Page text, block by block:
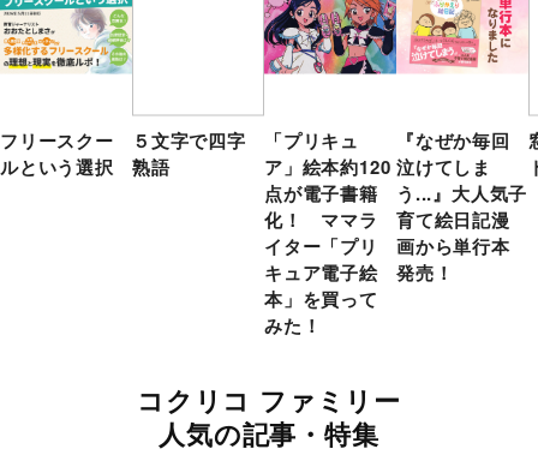
フリースクー
ルという選択
５文字で四字
熟語
「プリキュ
ア」絵本約120
点が電子書籍
化！ ママラ
イター「プリ
キュア電子絵
本」を買って
みた！
『なぜか毎回
泣けてしま
う...』大人気子
育て絵日記漫
画から単行本
発売！
コクリコ ファミリー
人気の記事・特集